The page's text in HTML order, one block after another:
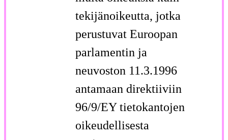
tekijänoikeutta, jotka
perustuvat Euroopan
parlamentin ja
neuvoston 11.3.1996
antamaan direktiiviin
96/9/EY tietokantojen
oikeudellisesta